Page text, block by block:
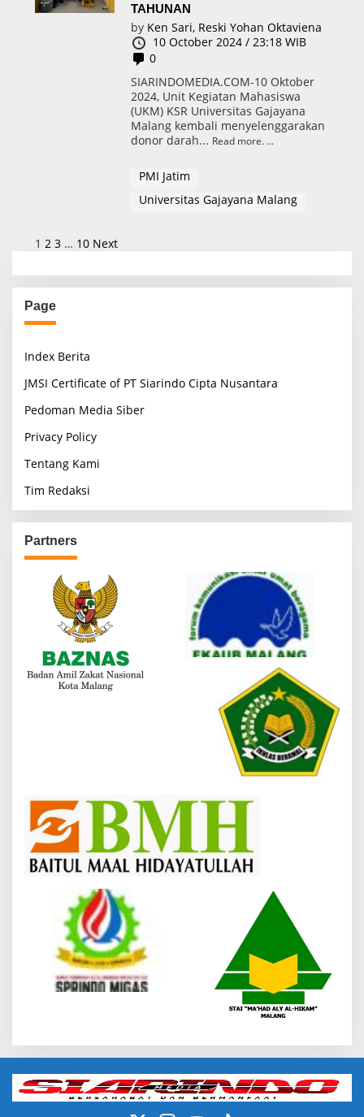
TAHUNAN
by Ken Sari, Reski Yohan Oktaviena
10 October 2024 / 23:18 WIB
0
SIARINDOMEDIA.COM-10 Oktober
2024, Unit Kegiatan Mahasiswa
(UKM) KSR Universitas Gajayana
Malang kembali menyelenggarakan
donor darah... Read more.
PMI Jatim
Universitas Gajayana Malang
P
o
s
t
p
a
g
i
a
t
i
o
n
1 2 3 … 10 Next
Page
Index Berita
JMSI Certificate of PT Siarindo Cipta Nusantara
Pedoman Media Siber
Privacy Policy
Tentang Kami
Tim Redaksi
Partners